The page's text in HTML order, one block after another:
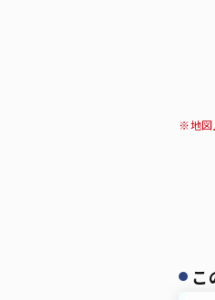
※地図
こ